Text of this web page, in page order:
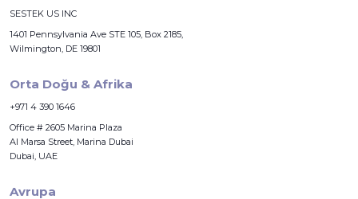
SESTEK US INC
1401 Pennsylvania Ave STE 105, Box 2185,
Wilmington, DE 19801
Orta Doğu & Afrika
+971 4 390 1646
Office # 2605 Marina Plaza
Al Marsa Street, Marina Dubai
Dubai, UAE
Avrupa